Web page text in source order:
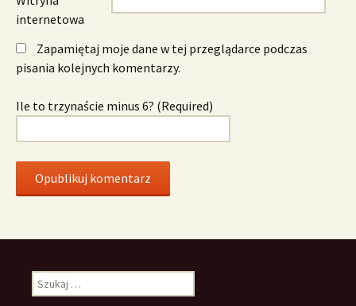
internetowa
Zapamiętaj moje dane w tej przeglądarce podczas
pisania kolejnych komentarzy.
Ile to trzynaście minus 6? (Required)
Szukaj: